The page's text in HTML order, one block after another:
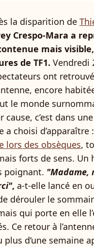
la disparition de
Crespo-Mara a
mais
de TF1. Vendredi
ont
encore
le monde
cause, c’est dans
a choisi d’apparaître :
lors des obsèques,
forts de sens. Un
poignant. "Madame,
, a-t-elle lancé en
dérouler le
qui porte en elle
Ce retour à
d’une semaine